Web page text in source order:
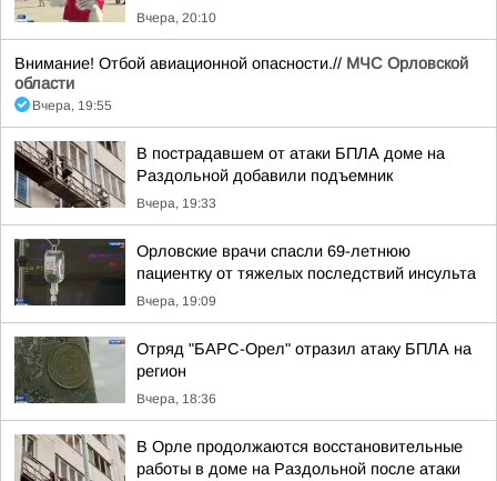
Вчера, 20:10
Внимание! Отбой авиационной опасности.// МЧС Орловской
области
Вчера, 19:55
В пострадавшем от атаки БПЛА доме на
Раздольной добавили подъемник
Вчера, 19:33
Орловские врачи спасли 69-летнюю
пациентку от тяжелых последствий инсульта
Вчера, 19:09
Отряд "БАРС-Орел" отразил атаку БПЛА на
регион
Вчера, 18:36
В Орле продолжаются восстановительные
работы в доме на Раздольной после атаки